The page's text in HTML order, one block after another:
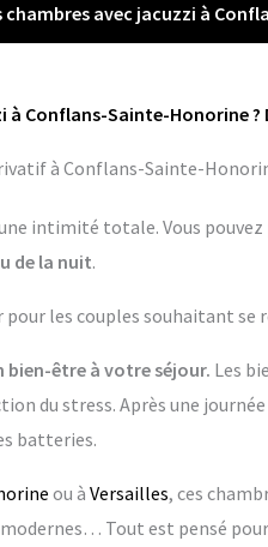
chambres avec jacuzzi à
à Conflans-Sainte-Honorine
à Conflans-Sainte-
intimité totale. Vous
de la nuit.
les couples souhaitant se
bien-être à votre séjour. Les
du stress. Après une
batteries.
ou à Versailles, ces
Tout est pensé